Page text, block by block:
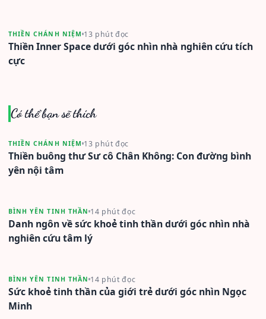
THIỀN CHÁNH NIỆM 13 phút đọc
Thiền Inner Space dưới góc nhìn nhà nghiên cứu tích
cực
Có thể bạn sẽ thích
THIỀN CHÁNH NIỆM 13 phút đọc
Thiền buông thư Sư cô Chân Không: Con đường bình
yên nội tâm
BÌNH YÊN TINH THẦN 14 phút đọc
Danh ngôn về sức khoẻ tinh thần dưới góc nhìn nhà
nghiên cứu tâm lý
BÌNH YÊN TINH THẦN 14 phút đọc
Sức khoẻ tinh thần của giới trẻ dưới góc nhìn Ngọc
Minh